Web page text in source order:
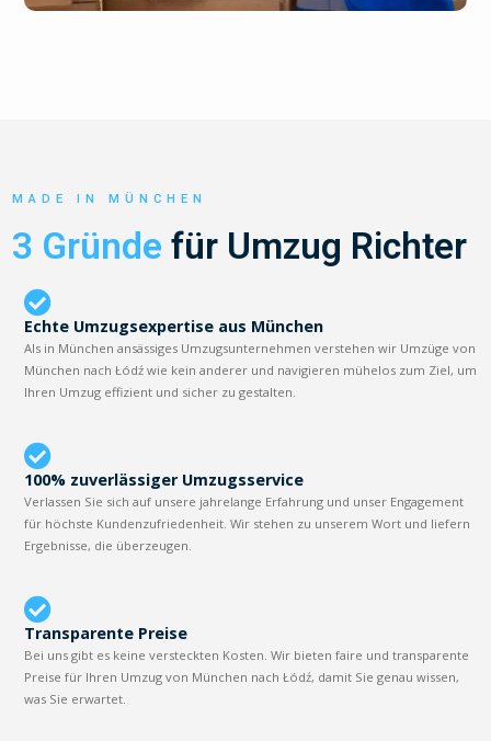
MADE IN MÜNCHEN
3 Gründe für Umzug Richter
Echte Umzugsexpertise aus München
Als in München ansässiges Umzugsunternehmen verstehen wir Umzüge von
München nach Łódź wie kein anderer und navigieren mühelos zum Ziel, um
Ihren Umzug effizient und sicher zu gestalten.
100% zuverlässiger Umzugsservice
Verlassen Sie sich auf unsere jahrelange Erfahrung und unser Engagement
für höchste Kundenzufriedenheit. Wir stehen zu unserem Wort und liefern
Ergebnisse, die überzeugen.
Transparente Preise
Bei uns gibt es keine versteckten Kosten. Wir bieten faire und transparente
Preise für Ihren Umzug von München nach Łódź, damit Sie genau wissen,
was Sie erwartet.